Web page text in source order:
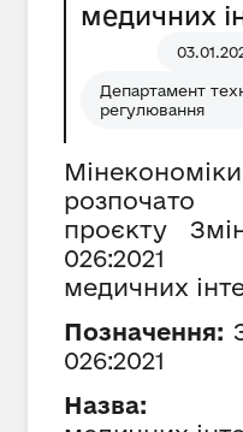
медичних
Департамент
регулювання
проєкту
026:2021
медичних
Позначення:
026:2021
Назва: